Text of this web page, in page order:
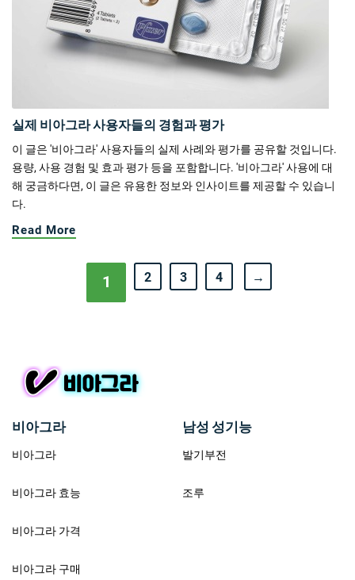
실제 비아그라 사용자들의 경험과 평가
이 글은 '비아그라' 사용자들의 실제 사례와 평가를 공유할 것입니다.
용량, 사용 경험 및 효과 평가 등을 포함합니다. '비아그라' 사용에 대
해 궁금하다면, 이 글은 유용한 정보와 인사이트를 제공할 수 있습니
다.
Read More
1 2 3 4 →
비아그라
비아그라
비아그라 효능
비아그라 가격
비아그라 구매
남성 성기능
발기부전
조루